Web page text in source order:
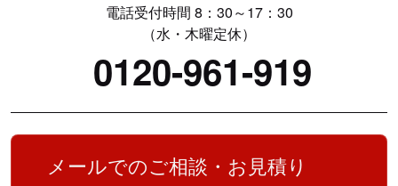
電話受付時間 8：30～17：30
（水・木曜定休）
0120-961-919
メールでのご相談・お見積り